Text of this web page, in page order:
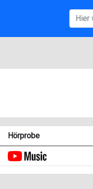
Hörprobe